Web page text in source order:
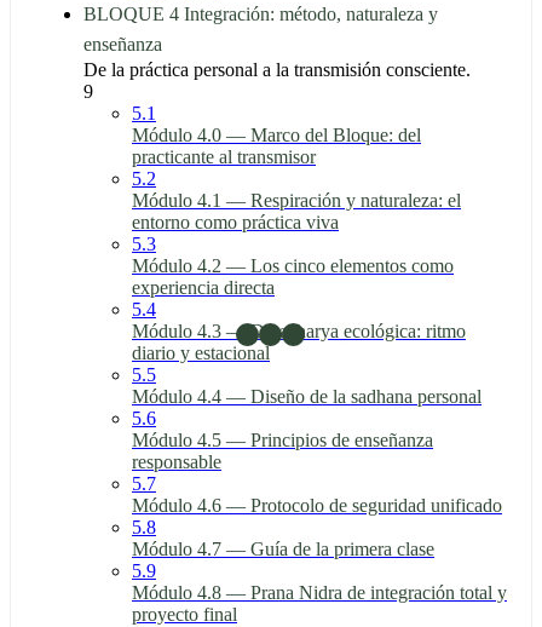
BLOQUE 4 Integración: método, naturaleza y
enseñanza
De la práctica personal a la transmisión consciente.
9
5.1
Módulo 4.0 — Marco del Bloque: del
practicante al transmisor
5.2
Módulo 4.1 — Respiración y naturaleza: el
entorno como práctica viva
5.3
Módulo 4.2 — Los cinco elementos como
experiencia directa
5.4
Módulo 4.3 — Dinacharya ecológica: ritmo
diario y estacional
5.5
Módulo 4.4 — Diseño de la sadhana personal
5.6
Módulo 4.5 — Principios de enseñanza
responsable
5.7
Módulo 4.6 — Protocolo de seguridad unificado
5.8
Módulo 4.7 — Guía de la primera clase
5.9
Módulo 4.8 — Prana Nidra de integración total y
proyecto final